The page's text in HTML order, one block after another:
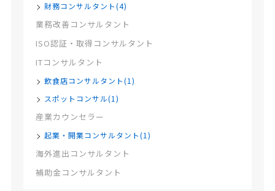
財務コンサルタント(4)
業務改善コンサルタント
ISO認証・取得コンサルタント
ITコンサルタント
飲食店コンサルタント(1)
スポットコンサル(1)
産業カウンセラー
起業・開業コンサルタント(1)
海外進出コンサルタント
補助金コンサルタント